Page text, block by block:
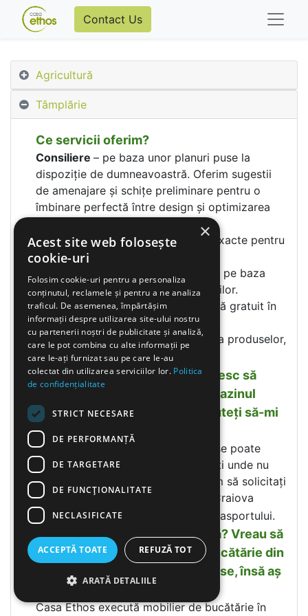
Contact Us
Agricultură
Tâmplărie
Ce servicii oferim?
Consiliere – pe baza unor planuri puse la
dispoziție de dumneavoastră. Oferim sugestii
de amenajare și schițe preliminare pentru o
îmbinare perfectă între design și optimizarea
Releveu– efectuăm măsurătorile exacte pentru
executarea mobilierului.
Proiectare
– realizăm proiectul final pe baza
schițelor preliminare și a măsurătorilor.
Transport și montaj– se efectuează gratuit în
și pe raza municipiului Craiova.
Garanție – oferim 12 luni garantarea produselor,
precum și servicii postgaranție.
Locuiesc în localitatea X și doresc să
achiziționez mobilier de la magazinul
dumneavoastră din Craiova. Puteți să-mi
livrați marfa la domiciliu?
Da, în funcție de valoarea facturii, se poate
transporta mobila și în alte localități unde nu
este magazin Casa Ethos. Vă rugăm să solicitați
informații la magazinul nostru din Craiova
pentru a vi se comunica valoarea trasportului.
Produceți și mobilă la comandă? Vreau să
cumpăr o anumită mobilă de bucătărie din
gama dumneavoastră de produse, însă aș
dori să aibă alte dimensiuni.
Casa Ethos execută mobilier de bucătărie în
×
Acest site web folosește
cookie-uri
Folosim cookie-uri pentru a personaliza
conținutul, reclamele și pentru a ne analiza
traficul. De asemenea, împărtășim
informații despre utilizarea site-ului nostru
cu partenerii noștri de publicitate și analiză,
care le pot combina cu alte informații pe
care le-ați furnizat sau pe care le-au
colectat din utilizarea serviciilor lor. Politica
de confidențialitate
STRICT NECESARE
DE PERFORMANȚĂ
DE TARGETARE
DE FUNCŢIONALITATE
NECLASIFICATE
ACCEPTĂ TOATE REFUZĂ TOT
ARATĂ DETALIILE